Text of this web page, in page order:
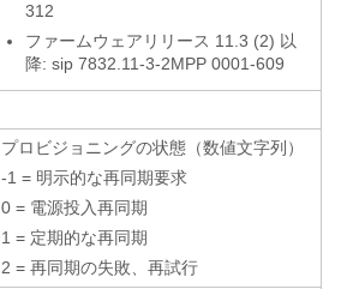
312
ファームウェアリリース 11.3 (2) 以
降: sip 7832.11-3-2MPP 0001-609
プロビジョニングの状態（数値文字列）
-1 = 明示的な再同期要求
0 = 電源投入再同期
1 = 定期的な再同期
2 = 再同期の失敗、再試行